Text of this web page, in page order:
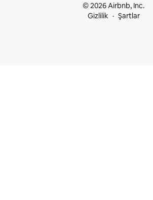
© 2026 Airbnb, Inc.
Gizlilik
Şartlar